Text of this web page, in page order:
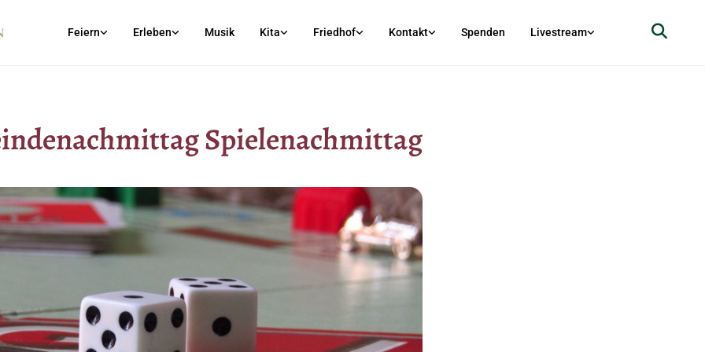
Feiern Erleben Musik Kita Friedhof Kontakt Spenden Livestream
Spielenachmittag